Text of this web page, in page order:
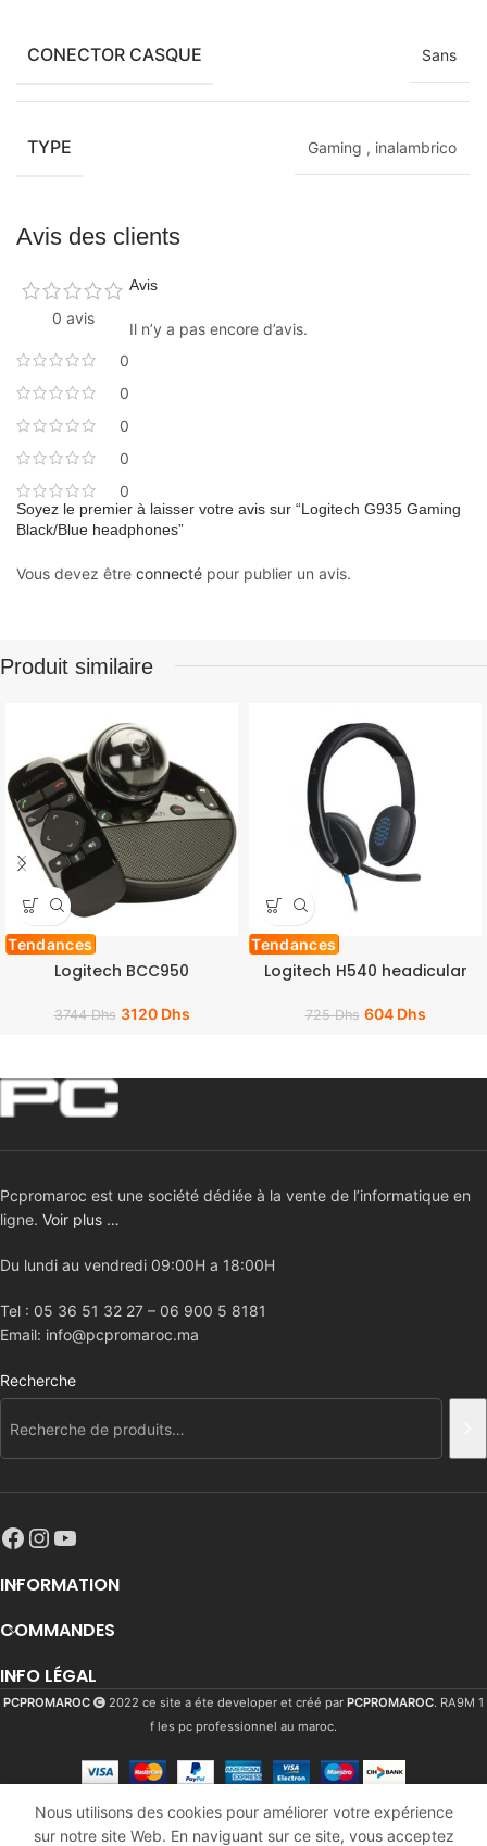
CONECTOR CASQUE Sans
TYPE Gaming , inalambrico
Avis des clients
0 avis
0
0
0
0
0
Avis
Il n’y a pas encore d’avis.
Soyez le premier à laisser votre avis sur “Logitech G935 Gaming
Black/Blue headphones”
Vous devez être connecté pour publier un avis.
Produit similaire
Tendances
Logitech BCC950
3744Dhs 3120 Dhs
Tendances
Logitech H540 headicular
725Dhs 604 Dhs
Pcpromaroc est une société dédiée à la vente de l’informatique en
ligne. Voir plus …
Du lundi au vendredi 09:00H a 18:00H
Tel : 05 36 51 32 27 – 06 900 5 8181
Email: info@pcpromaroc.ma
Recherche
INFORMATION
COMMANDES
INFO LÉGAL
PCPROMAROC 2022 ce site a éte developer et créé par PCPROMAROC. RA9M 1
f les pc professionnel au maroc.
Nous utilisons des cookies pour améliorer votre expérience
sur notre site Web. En naviguant sur ce site, vous acceptez
Logitech
G935
2213Dhs